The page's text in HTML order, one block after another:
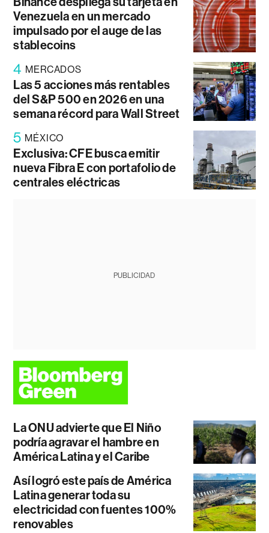
Venezuela en un mercado
impulsado por el auge de las
stablecoins
4 MERCADOS
Las 5 acciones más rentables
del S&P 500 en 2026 en una
semana récord para Wall Street
5 MÉXICO
Exclusiva: CFE busca emitir
nueva Fibra E con portafolio de
centrales eléctricas
PUBLICIDAD
La ONU advierte que El Niño
podría agravar el hambre en
América Latina y el Caribe
Así logró este país de América
Latina generar toda su
electricidad con fuentes 100%
renovables